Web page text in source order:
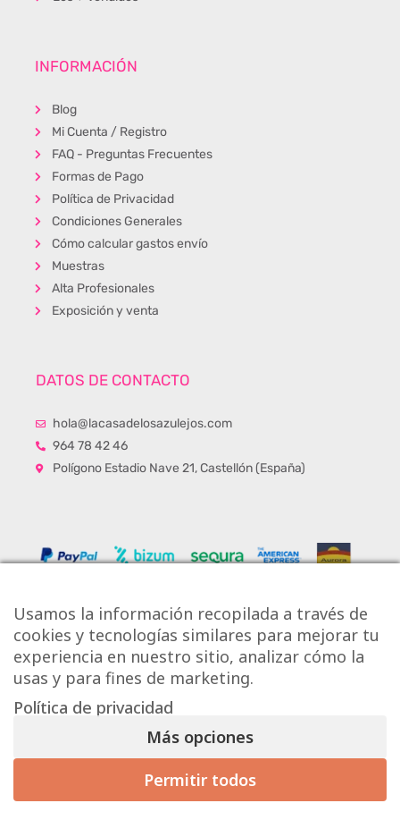
INFORMACIÓN
Blog
Mi Cuenta / Registro
FAQ - Preguntas Frecuentes
Formas de Pago
Política de Privacidad
Condiciones Generales
Cómo calcular gastos envío
Muestras
Alta Profesionales
Exposición y venta
DATOS DE CONTACTO
hola@lacasadelosazulejos.com
964 78 42 46
Polígono Estadio Nave 21, Castellón (España)
Copyright © Onlytiles S.L.
La Casa de los Azulejos ®
Diseño Web
Usamos la información recopilada a través de
cookies y tecnologías similares para mejorar tu
experiencia en nuestro sitio, analizar cómo la
usas y para fines de marketing.
Política de privacidad
Más opciones
Permitir todos